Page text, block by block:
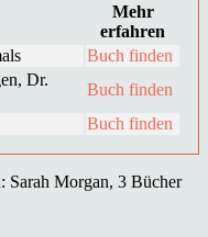
Mehr
erfahren
Buch finden
Dr.
Buch finden
Buch finden
Sarah Morgan, 3 Bücher